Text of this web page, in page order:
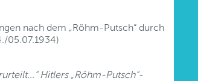
nach dem „Röhm-Putsch“ durch
05.07.1934)
Hitlers „Röhm-Putsch“-